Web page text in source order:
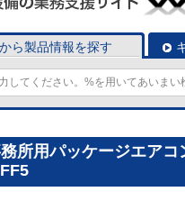
ら製品情報を探す
所用パッケージエア